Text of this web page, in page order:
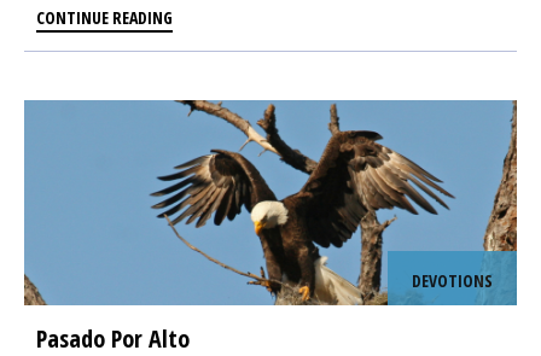
CONTINUE READING
DEVOTIONS
Pasado Por Alto